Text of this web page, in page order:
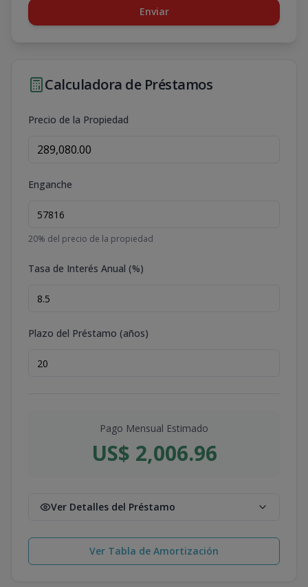
Enviar
Calculadora de Préstamos
Precio de la Propiedad
Enganche
20% del precio de la propiedad
Tasa de Interés Anual (%)
Plazo del Préstamo (años)
Pago Mensual Estimado
US$ 2,006.96
Ver Detalles del Préstamo
Ver Tabla de Amortización